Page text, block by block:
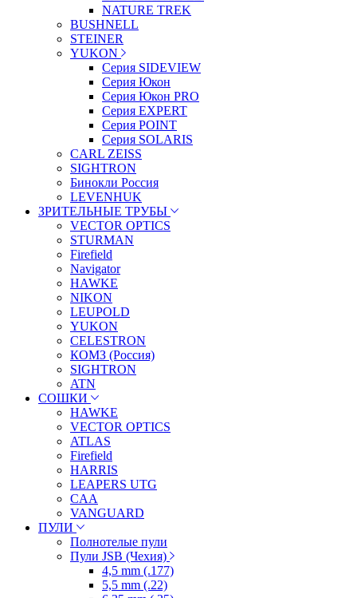
NATURE TREK
BUSHNELL
STEINER
YUKON
Серия SIDEVIEW
Серия Юкон
Серия Юкон PRO
Серия EXPERT
Серия POINT
Серия SOLARIS
CARL ZEISS
SIGHTRON
Бинокли Россия
LEVENHUK
ЗРИТЕЛЬНЫЕ ТРУБЫ
VECTOR OPTICS
STURMAN
Firefield
Navigator
HAWKE
NIKON
LEUPOLD
YUKON
CELESTRON
КОМЗ (Россия)
SIGHTRON
ATN
СОШКИ
HAWKE
VECTOR OPTICS
ATLAS
Firefield
HARRIS
LEAPERS UTG
CAA
VANGUARD
ПУЛИ
Полнотелые пули
Пули JSB (Чехия)
4,5 mm (.177)
5,5 mm (.22)